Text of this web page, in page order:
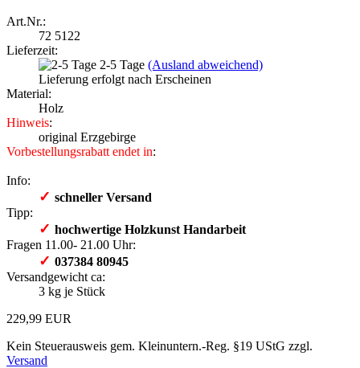
Art.Nr.:
72 5122
Lieferzeit:
2-5 Tage (Ausland abweichend)
Lieferung erfolgt nach Erscheinen
Material:
Holz
Hinweis:
original Erzgebirge
Vorbestellungsrabatt endet in:
Info:
✓ schneller Versand
Tipp:
✓ hochwertige Holzkunst Handarbeit
Fragen 11.00- 21.00 Uhr:
✓ 037384 80945
Versandgewicht ca:
3 kg je Stück
229,99 EUR
Kein Steuerausweis gem. Kleinuntern.-Reg. §19 UStG zzgl.
Versand